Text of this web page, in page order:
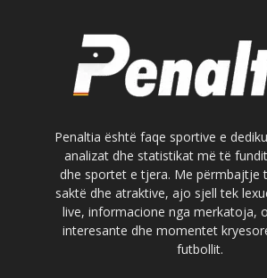
Penaltia është faqe sportive e
analizat dhe statistikat më të
dhe sportet e tjera. Me përmbajtje
saktë dhe atraktive, ajo sjell tek
live, informacione nga merkatoja,
interesante dhe momentet
futbollit.